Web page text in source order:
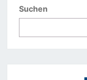
Suchen